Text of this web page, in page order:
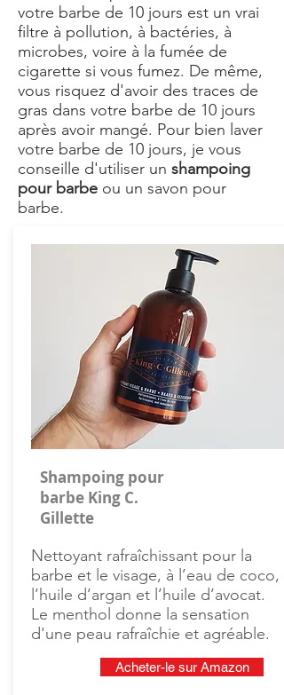
votre barbe de 10 jours est un vrai
filtre à pollution, à bactéries, à
microbes, voire à la fumée de
cigarette si vous fumez. De même,
vous risquez d'avoir des traces de
gras dans votre barbe de 10 jours
après avoir mangé. Pour bien laver
votre barbe de 10 jours, je vous
conseille d'utiliser un shampoing
pour barbe ou un savon pour
barbe.
Shampoing pour
barbe King C.
Gillette
Nettoyant rafraîchissant pour la
barbe et le visage, à l’eau de coco,
l’huile d’argan et l’huile d’avocat.
Le menthol donne la sensation
d'une peau rafraîchie et agréable.
Acheter-le sur Amazon